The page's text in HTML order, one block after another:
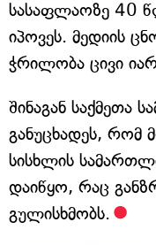
სასაფლაოზე 40
იპოვეს. მედიის
ჭრილობა ცივი
შინაგან საქმეთა
განუცხადეს, რომ
სისხლის
დაიწყო, რაც
გულისხმობს.